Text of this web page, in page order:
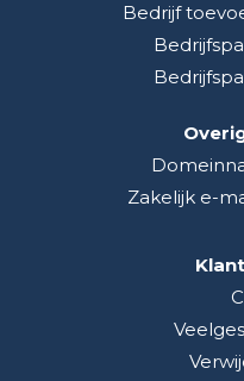
Bedrijf
Zakelijk e-